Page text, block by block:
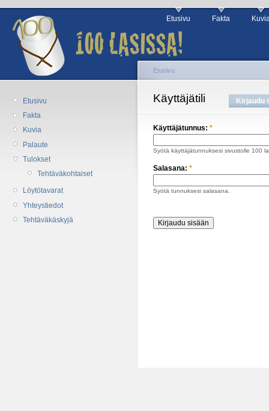
Etusivu Fakta
Etusivu
Fakta
Kuvia
Palaute
Tulokset
Tehtäväkohtaiset
Löytötavarat
Yhteystiedot
Tehtäväkäskyjä
Etusivu
Käyttäjätili Kirjaudu
Käyttäjätunnus: *
Syötä käyttäjätunnuksesi sivustolle 100
Salasana: *
Syötä tunnuksesi salasana.